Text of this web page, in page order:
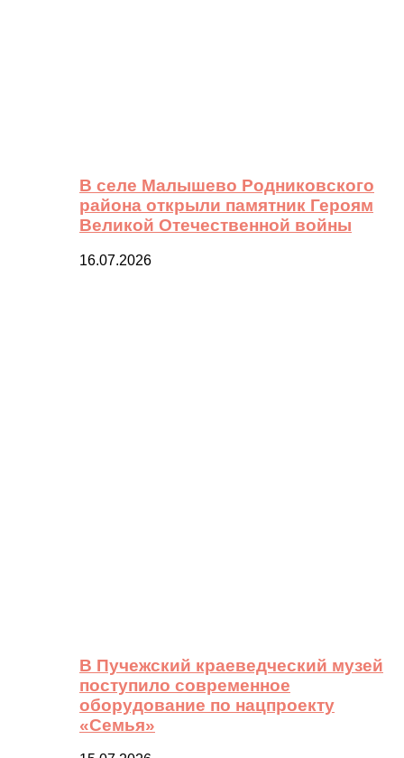
В селе Малышево Родниковского
района открыли памятник Героям
Великой Отечественной войны
16.07.2026
В Пучежский краеведческий музей
поступило современное
оборудование по нацпроекту
«Семья»